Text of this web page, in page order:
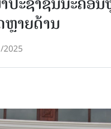
າຍດ້ານ
2025